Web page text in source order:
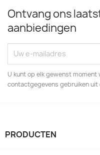
Ontvang ons
aanbiedingen
U kunt op elk gewenst
contactgegevens gebruiken uit
PRODUCTEN